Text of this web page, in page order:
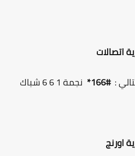
:
#166* نجمة 1 6 6 شباك